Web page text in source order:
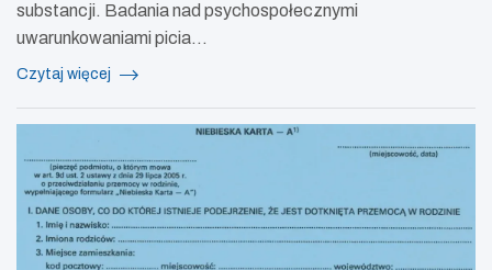
substancji. Badania nad psychospołecznymi
uwarunkowaniami picia…
Czytaj więcej